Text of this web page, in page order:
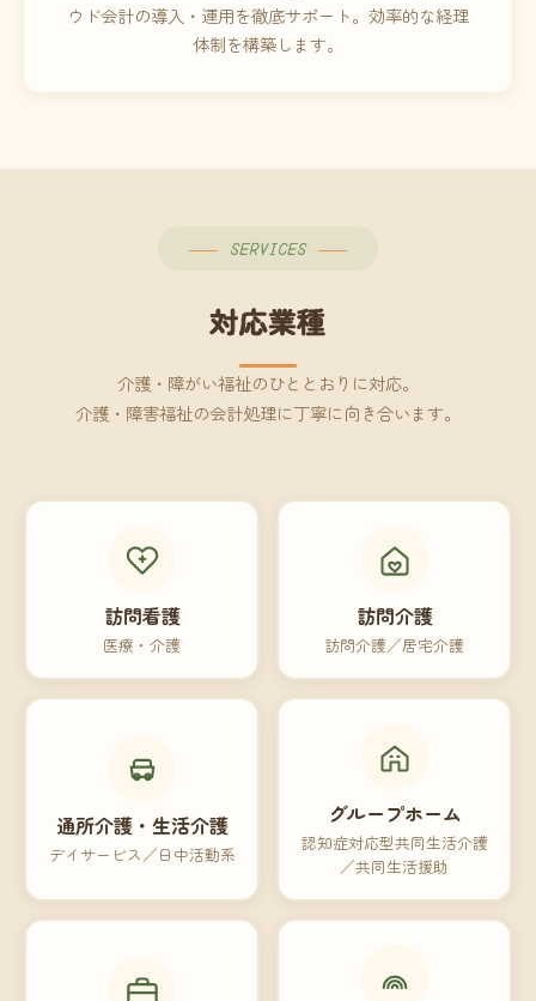
ウド会計の導入・運用を徹底サポート。効率的な経理
体制を構築します。
SERVICES
対応業種
介護・障がい福祉のひととおりに対応。
介護・障害福祉の会計処理に丁寧に向き合います。
訪問看護
医療・介護
訪問介護
訪問介護／居宅介護
通所介護・生活介護
デイサービス／日中活動系
グループホーム
認知症対応型共同生活介護
／共同生活援助